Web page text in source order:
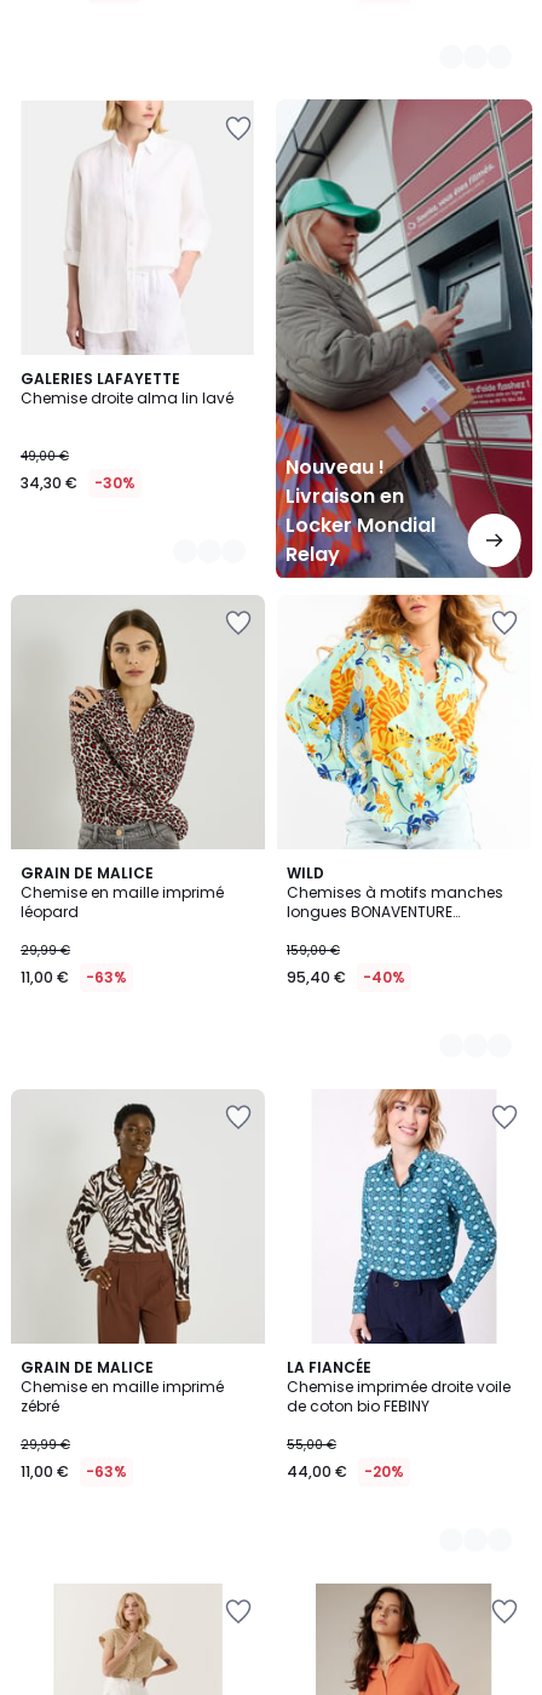
GALERIES LAFAYETTE
Chemise droite alma lin lavé
49,00 €
34,30 € -30%
7
Couleurs
Nouveau !
Livraison en
Locker Mondial
Relay
Nouveau
Livraison
en
Locker
Mondial
Relay
GRAIN DE MALICE
Chemise en maille imprimé
léopard
29,99 €
11,00 € -63%
WILD
Chemises à motifs manches
longues BONAVENTURE
159,00 €
95,40 € -40%
3
Couleurs
GRAIN DE MALICE
Chemise en maille imprimé
zébré
29,99 €
11,00 € -63%
LA FIANCÉE
Chemise imprimée droite voile
de coton bio FEBINY
55,00 €
44,00 € -20%
4
Couleurs